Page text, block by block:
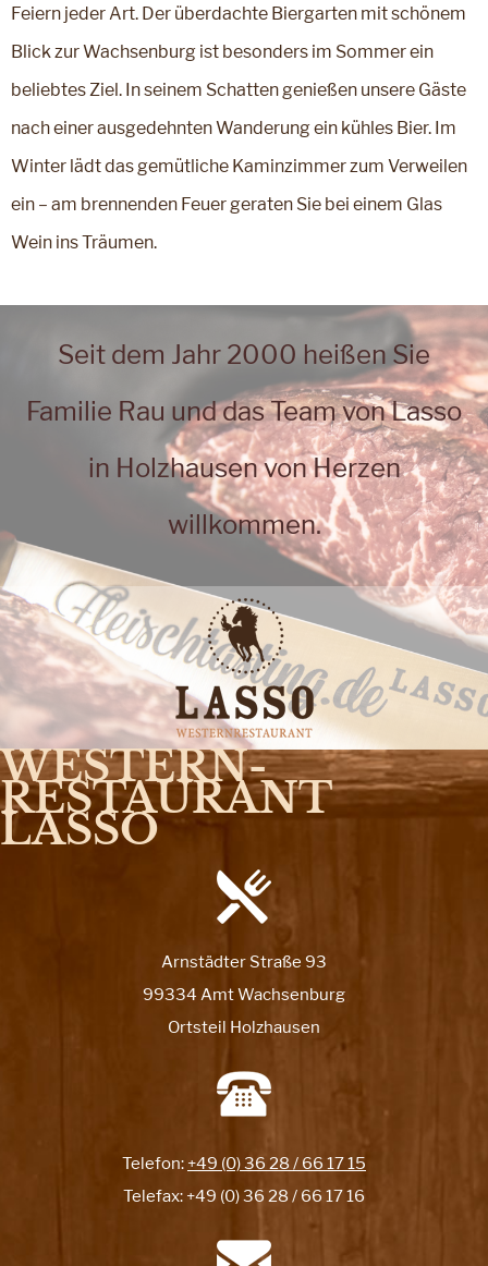
Feiern jeder Art. Der überdachte Biergarten mit schönem
Blick zur Wachsenburg ist besonders im Sommer ein
beliebtes Ziel. In seinem Schatten genießen unsere Gäste
nach einer ausgedehnten Wanderung ein kühles Bier. Im
Winter lädt das gemütliche Kaminzimmer zum Verweilen
ein – am brennenden Feuer geraten Sie bei einem Glas
Wein ins Träumen.
Seit dem Jahr 2000 heißen Sie
Familie Rau und das Team von Lasso
in Holzhausen von Herzen
willkommen.
WESTERN­
RESTAURANT
LASSO
Arnstädter Straße 93
99334 Amt Wachsenburg
Ortsteil Holzhausen
Telefon: +49 (0) 36 28 / 66 17 15
Telefax: +49 (0) 36 28 / 66 17 16